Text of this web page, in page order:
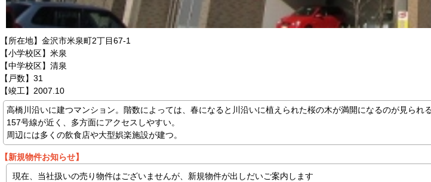
【所在地】金沢市米泉町2丁目67-1
【小学校区】米泉
【中学校区】清泉
【戸数】31
【竣工】2007.10
高橋川沿いに建つマンション。階数によっては、春になると川沿いに植えられた桜の木が満開になるのが見られ
157号線が近く、多方面にアクセスしやすい。
周辺には多くの飲食店や大型娯楽施設が建つ。
【新規物件お知らせ】
現在、当社扱いの売り物件はございませんが、新規物件が出しだいご案内します